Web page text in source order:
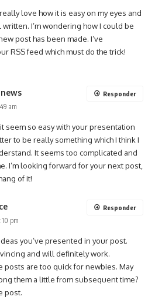
love how it is easy on my eyes and
I’m wondering how I could be
post has been made. I’ve
RSS feed which must do the trick!
am
seem so easy with your presentation
to be really something which I think I
It seems too complicated and
I’m looking forward for your next post,
of it!
Responder
pm
you’ve presented in your post.
and will definitely work.
posts are too quick for newbies. May
them a little from subsequent time?
post.
Responder